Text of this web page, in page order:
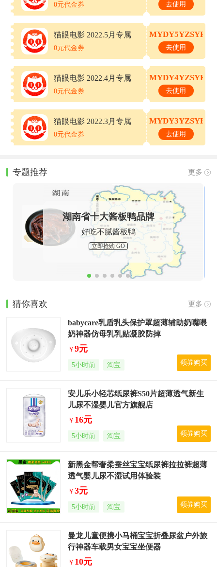
0元代金券 去使用
猫眼电影 2022.5月专属
优惠券
0元代金券
MYDY5YZSYHQ
去使用
猫眼电影 2022.4月专属
优惠券
0元代金券
MYDY4YZSYHQ
去使用
猫眼电影 2022.3月专属
优惠券
0元代金券
MYDY3YZSYHQ
去使用
专题推荐 更多
湖南省十大酱板鸭品牌
好吃不腻酱板鸭
立即抢购 GO
猜你喜欢 更多
babycare乳盾乳头保护罩超薄辅助奶嘴喂
奶神器仿母乳乳贴凝胶防掉
￥9元
5小时前 淘宝 领券购买
安儿乐小轻芯纸尿裤S50片超薄透气新生
儿尿不湿婴儿官方旗舰店
￥ 16元
5小时前 淘宝 领券购买
新黑金帮奢柔蚕丝宝宝纸尿裤拉拉裤超薄
透气婴儿尿不湿试用体验装
￥3元
5小时前 淘宝 领券购买
曼龙儿童便携小马桶宝宝折叠尿盆户外旅
行神器车载男女宝宝坐便器
￥ 10元